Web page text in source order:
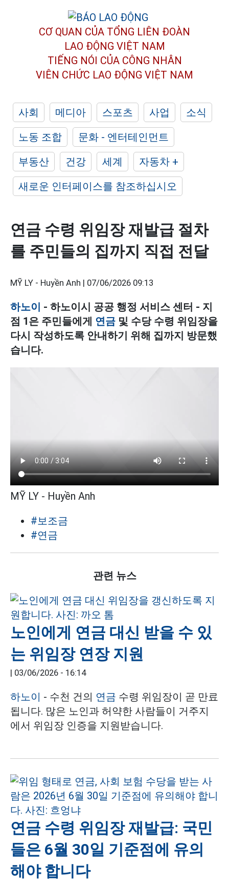
CƠ QUAN CỦA TỔNG LIÊN ĐOÀN
LAO ĐỘNG VIỆT NAM
TIẾNG NÓI CỦA CÔNG NHÂN
VIÊN CHỨC LAO ĐỘNG VIỆT NAM
사회 메디아 스포츠 사업
소식
노동 조합
문화 - 엔터테인먼트
부동산
건강 세계
자동차 +
새로운 인터페이스를 참조하십시오
연금 수령 위임장 재발급 절차
를 주민들의 집까지 직접 전달
MỸ LY - Huyền Anh | 07/06/2026 09:13
하노이 - 하노이시 공공 행정 서비스 센터 - 지
점 1은 주민들에게 연금 및 수당 수령 위임장을
다시 작성하도록 안내하기 위해 집까지 방문했
습니다.
MỸ LY - Huyền Anh
#보조금
#연금
관련 뉴스
노인에게 연금 대신 받을 수 있
는 위임장 연장 지원
| 03/06/2026 - 16:14
하노이 - 수천 건의 연금 수령 위임장이 곧 만료
됩니다. 많은 노인과 허약한 사람들이 거주지
에서 위임장 인증을 지원받습니다.
연금 수령 위임장 재발급: 국민
들은 6월 30일 기준점에 유의
해야 합니다